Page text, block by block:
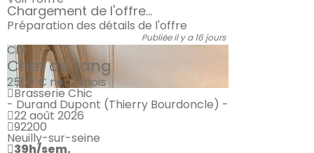
Chargement de l'offre...
Préparation des détails de l'offre
Publiée il y a 16 jours
CDI
Chef de rang
2500 € net / mois
Brasserie Chic
- Durand Dupont (Thierry Bourdoncle) -
22 août 2026
92200
Neuilly-sur-seine
39h/sem.